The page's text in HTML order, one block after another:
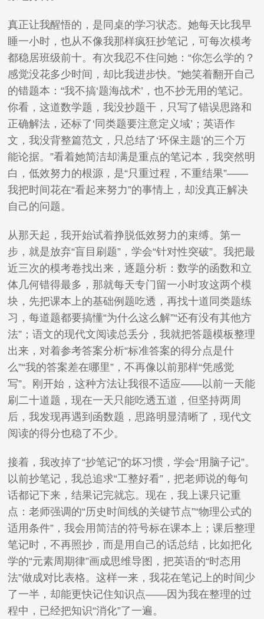
真正让我醒悟的，是同桌的学习状态。她每天比我早
睡一小时，也从不像我那样疯狂抄笔记，可每次模考
都稳居班级前十。有次我忍不住问她：“你怎么学的？
感觉没花多少时间，却比我进步快。”她笑着翻开自己
的错题本：“我不搞‘题海战术’，也不抄无用的笔记。
你看，这道数学题，我没抄题干，只写了错误思路和
正确解法，还标了‘同类题要注意定义域’；英语作
文，我没背整篇范文，只总结了‘环保主题’的三个万
能论据。”看着她简洁却满是重点的笔记本，我突然明
白，低效努力的根源，是“只重过程，不重结果”——
我把时间花在“看起来努力”的事情上，却没真正解决
自己的问题。
从那天起，我开始试着挣脱低效努力的束缚。第一
步，就是放弃“盲目刷题”，学会“针对性突破”。我把最
近三次的模考卷找出来，逐题分析：数学的函数和立
体几何错得最多，那就每天专门留一小时攻这两个模
块，先把课本上的基础例题吃透，再找十道同类题练
习，每道题都要搞懂“为什么这么解”“还有没有其他方
法”；语文的现代文阅读总丢分，我就把答题模板整理
出来，对着参考答案分析“标准答案的得分点是什
么”“我的答案差在哪里”，不再像以前那样“凭感觉
写”。刚开始，这种方法让我很不适应——以前一天能
刷二十道题，现在一天只能吃透五道，但坚持两周
后，我发现再遇到函数题，思路明显清晰了，现代文
阅读的得分也稳了不少。
接着，我改掉了“抄笔记”的坏习惯，学会“用脑子记”。
以前抄笔记，我总追求“工整好看”，把老师说的每句
话都记下来，结果记完就忘。现在，我上课只记重
点：老师强调的“历史时间线的关键节点”“物理公式的
适用条件”，我会用简洁的符号标在课本上；课后整理
笔记时，不再照抄，而是用自己的话总结，比如把化
学的“元素周期律”画成思维导图，把英语的“时态用
法”做成对比表格。这样一来，我花在笔记上的时间少
了一半，却能更快记住知识点——因为我在整理的过
程中，已经把知识“消化”了一遍。